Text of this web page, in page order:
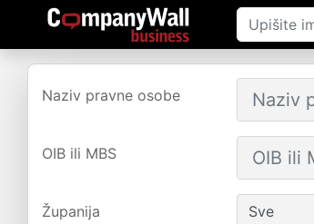
Naziv pravne osobe
OIB ili MBS
Županija